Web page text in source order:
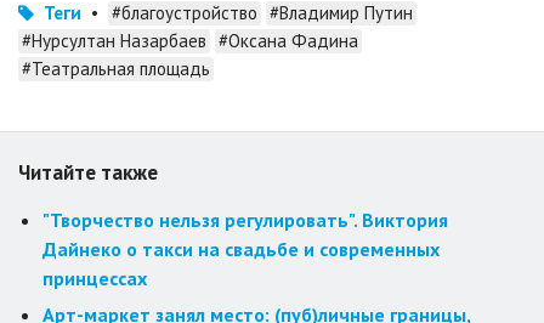
Теги • #благоустройство #Владимир Путин
#Нурсултан Назарбаев #Оксана Фадина
#Театральная площадь
Читайте также
"Творчество нельзя регулировать". Виктория
Дайнеко о такси на свадьбе и современных
принцессах
Арт-маркет занял место: (пуб)личные границы,